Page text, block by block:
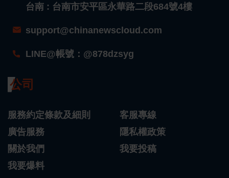
台南 : 台南市安平區永華路二段684號4樓
support@chinanewscloud.com
LINE@帳號：@878dzsyg
公司
服務約定條款及細則
客服專線
廣告服務
隱私權政策
關於我們
我要投稿
我要爆料